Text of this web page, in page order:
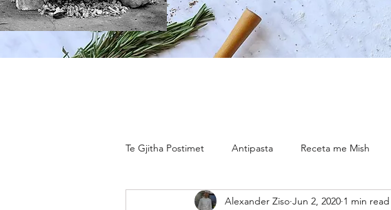
Te Gjitha Postimet Antipasta Receta me Mish
Receta Me Peshk Receta Vegjetariane
Alexander Ziso Jun 2, 2020 1 min read